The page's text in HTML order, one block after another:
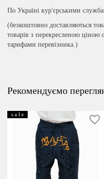
По Україні кур'єрськими
(безкоштовно доставляються
товарів з перекресленою ціною
тарифами перевізника.)
Рекомендуємо
s a l e